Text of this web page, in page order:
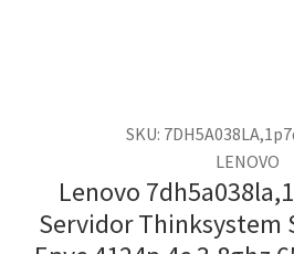
SKU:
LENOVO
Lenovo
Servidor Thinksystem